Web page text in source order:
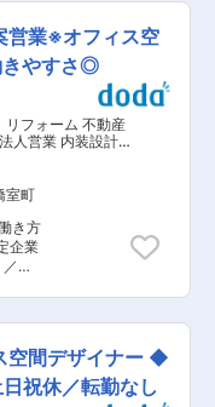
点、
とし
社
な
社員
希望
のキ
顧客
挑戦
多
叶え
務
事、
、ヒ
し
定 ・
易
デー
、1
共用
事
す
完
境＞
営業※オフィス空
きやすさ◎
リフォーム 不動産
人営業 内装設計
室町
き方
企業
勤
を継
の
オフ
源」
単な
空間デザイナー ◆
祝休／転勤なし